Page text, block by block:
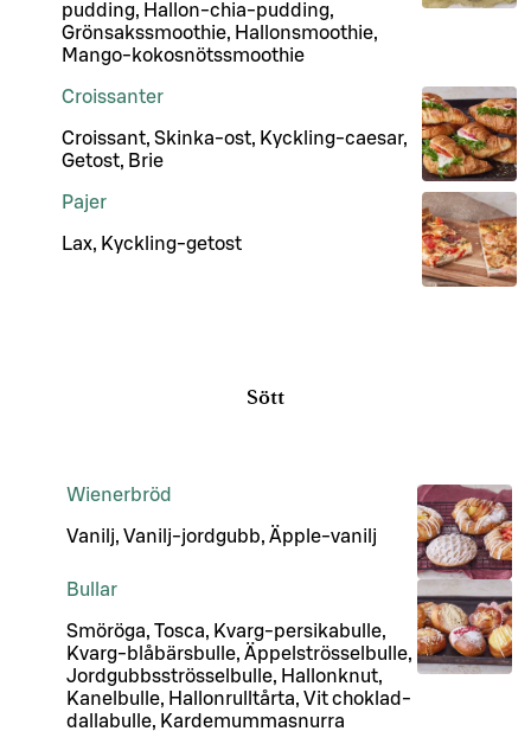
pudding, Hallon-chia-pudding,
Grönsakssmoothie, Hallonsmoothie,
Mango-kokosnötssmoothie
Croissanter
Croissant, Skinka-ost, Kyckling-caesar,
Getost, Brie
Pajer
Lax, Kyckling-getost
Sött
Wienerbröd
Vanilj, Vanilj-jordgubb, Äpple-vanilj
Bullar
Smöröga, Tosca, Kvarg-persikabulle,
Kvarg-blåbärsbulle, Äppelströsselbulle,
Jordgubbsströsselbulle, Hallonknut,
Kanelbulle, Hallonrulltårta, Vit choklad-
dallabulle, Kardemummasnurra